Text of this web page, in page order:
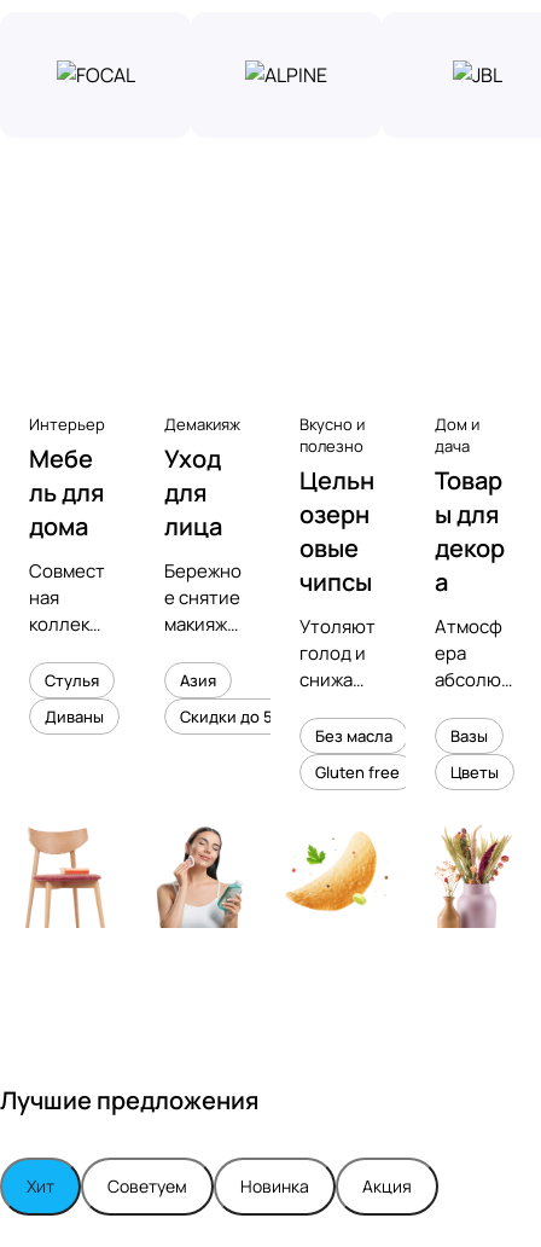
Интерьер
Мебе
ль для
дома
Совмест
ная
коллекц
предмет
ным
дизайне
Турским
Стулья
Диваны
Демакияж
Уход
для
лица
Бережно
е снятие
макияжа
увлажне
ние
кожи
Азия
Скидки до 50%
Вкусно и
полезно
Цельн
озерн
овые
чипсы
Утоляют
голод и
снижают
холесте
рина
Без масла
Gluten free
Дом и
дача
Товар
ы для
декор
а
Атмосф
ера
абсолют
уюта в
вашем
интерье
Вазы
Цветы
Лучшие предложения
Хит Советуем Новинка Акция